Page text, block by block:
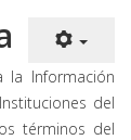
la Información
del
términos del